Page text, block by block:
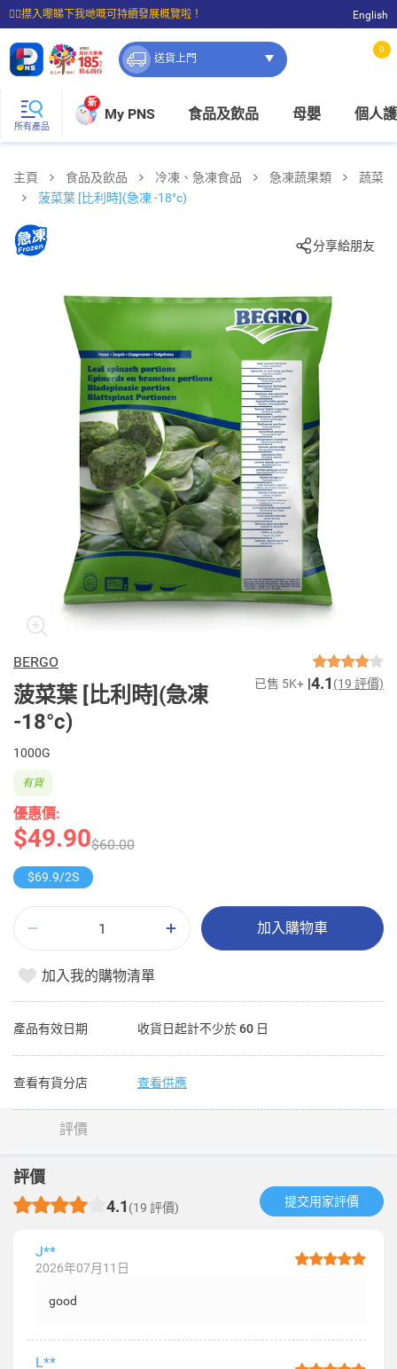
☝🏼㩒入嚟睇下我哋嘅可持續發展概覽啦！
⭐購物滿$399即享免費送貨；滿$100即可免費店取。
English
送貨上門
0
所有產品
新
My PNS 食品及飲品 母嬰 個人
主頁 食品及飲品 冷凍、急凍食品 急凍蔬果類
蔬菜
菠菜葉 [比利時](急凍 -18°c)
分享給朋友
BERGO
菠菜葉 [比利時](急凍
-18°c)
已售 5K+ 4.1 (19 評價)
1000G
優惠價:
$49.90$60.00
有貨
$69.9/2S
加入購物車
加入我的購物清單
產品有效日期 收貨日起計不少於 60 日
查看有貨分店 查看供應
評價
評價
4.1 (19 評價) 提交用家評價​
J**
2026年07月11日
good
L**